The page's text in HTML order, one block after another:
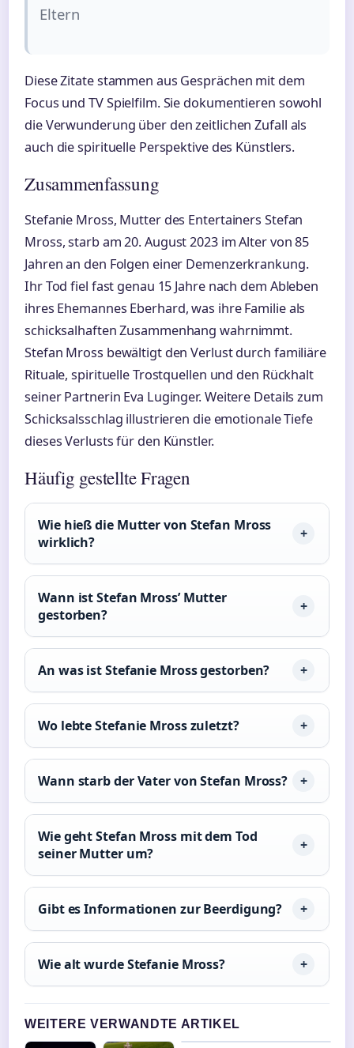
Eltern
Diese Zitate stammen aus Gesprächen mit dem
Focus und TV Spielfilm. Sie dokumentieren sowohl
die Verwunderung über den zeitlichen Zufall als
auch die spirituelle Perspektive des Künstlers.
Zusammenfassung
Stefanie Mross, Mutter des Entertainers Stefan
Mross, starb am 20. August 2023 im Alter von 85
Jahren an den Folgen einer Demenzerkrankung.
Ihr Tod fiel fast genau 15 Jahre nach dem Ableben
ihres Ehemannes Eberhard, was ihre Familie als
schicksalhaften Zusammenhang wahrnimmt.
Stefan Mross bewältigt den Verlust durch familiäre
Rituale, spirituelle Trostquellen und den Rückhalt
seiner Partnerin Eva Luginger. Weitere Details zum
Schicksalsschlag illustrieren die emotionale Tiefe
dieses Verlusts für den Künstler.
Häufig gestellte Fragen
Wie hieß die Mutter von Stefan Mross
wirklich?
Wann ist Stefan Mross’ Mutter
gestorben?
An was ist Stefanie Mross gestorben?
Wo lebte Stefanie Mross zuletzt?
Wann starb der Vater von Stefan Mross?
Wie geht Stefan Mross mit dem Tod
seiner Mutter um?
Gibt es Informationen zur Beerdigung?
Wie alt wurde Stefanie Mross?
WEITERE VERWANDTE ARTIKEL